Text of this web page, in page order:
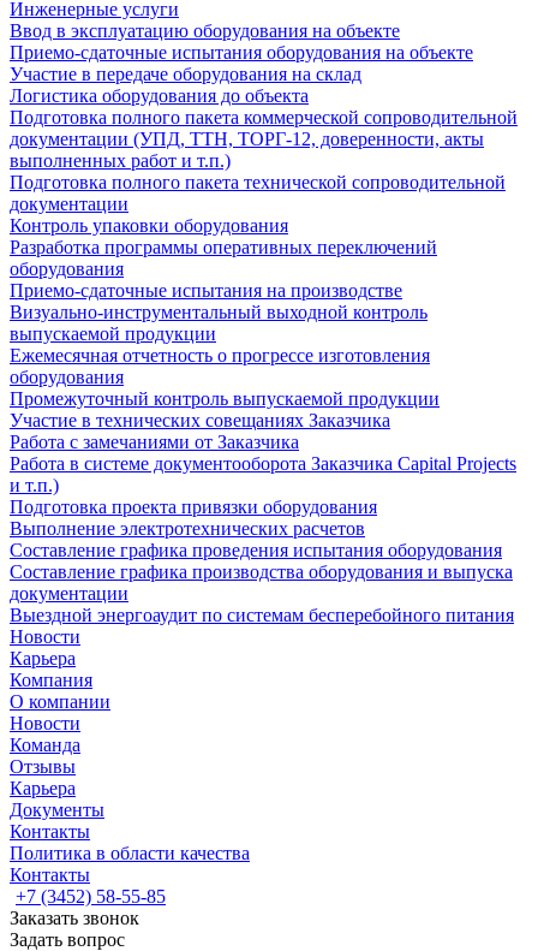
Инженерные услуги
Ввод в эксплуатацию оборудования на объекте
Приемо-сдаточные испытания оборудования на объекте
Участие в передаче оборудования на склад
Логистика оборудования до объекта
Подготовка полного пакета коммерческой сопроводительной
документации (УПД, ТТН, ТОРГ-12, доверенности, акты
выполненных работ и т.п.)
Подготовка полного пакета технической сопроводительной
документации
Контроль упаковки оборудования
Разработка программы оперативных переключений
оборудования
Приемо-сдаточные испытания на производстве
Визуально-инструментальный выходной контроль
выпускаемой продукции
Ежемесячная отчетность о прогрессе изготовления
оборудования
Промежуточный контроль выпускаемой продукции
Участие в технических совещаниях Заказчика
Работа с замечаниями от Заказчика
Работа в системе документооборота Заказчика Capital Projects
и т.п.)
Подготовка проекта привязки оборудования
Выполнение электротехнических расчетов
Составление графика проведения испытания оборудования
Составление графика производства оборудования и выпуска
документации
Выездной энергоаудит по системам бесперебойного питания
Новости
Карьера
Компания
О компании
Новости
Команда
Отзывы
Карьера
Документы
Контакты
Политика в области качества
Контакты
+7 (3452) 58-55-85
Заказать звонок
Задать вопрос